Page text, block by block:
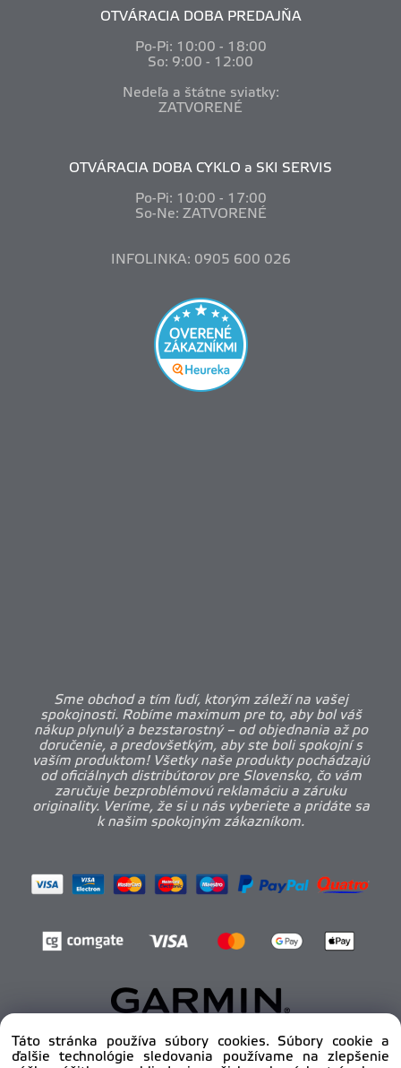
OTVÁRACIA DOBA PREDAJŇA
Po-Pi: 10:00 - 18:00
So: 9:00 - 12:00
Nedeľa a štátne sviatky:
ZATVORENÉ
OTVÁRACIA DOBA CYKLO a SKI SERVIS
Po-Pi: 10:00 - 17:00
So-Ne: ZATVORENÉ
INFOLINKA: 0905 600 026
Sme obchod a tím ľudí, ktorým záleží na vašej
spokojnosti. Robíme maximum pre to, aby bol váš
nákup plynulý a bezstarostný – od objednania až po
doručenie, a predovšetkým, aby ste boli spokojní s
vaším produktom! Všetky naše produkty pochádzajú
od oficiálnych distribútorov pre Slovensko, čo vám
zaručuje bezproblémovú reklamáciu a záruku
originality. Veríme, že si u nás vyberiete a pridáte sa
k našim spokojným zákazníkom.
Táto stránka používa súbory cookies. Súbory cookie a
ďalšie technológie sledovania používame na zlepšenie